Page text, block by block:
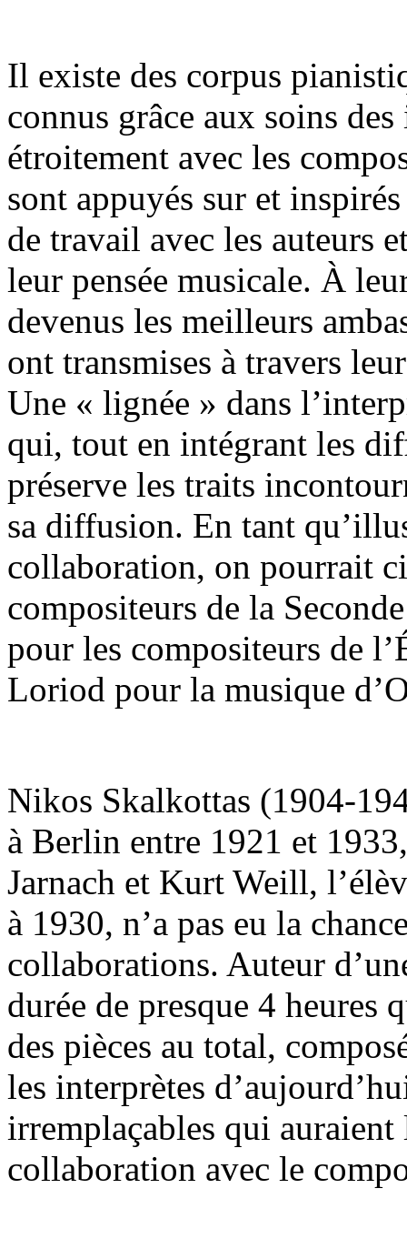
Il existe des corpus
connus grâce aux soins
étroitement avec les
sont appuyés sur et
de travail avec les auteurs
leur pensée musicale. À
devenus les meilleurs
ont transmises à travers
Une « lignée » dans
qui, tout en intégrant les
préserve les traits
sa diffusion. En tant
collaboration, on pourrait
compositeurs de la
pour les compositeurs de
Loriod pour la musique
Nikos Skalkottas (1904-
à Berlin entre 1921 et
Jarnach et Kurt Weill,
à 1930, n’a pas eu la
collaborations. Auteur
durée de presque 4 heures
des pièces au total,
les interprètes
irremplaçables qui auraient
collaboration avec le